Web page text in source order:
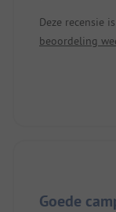
te duur,
van onder
van
Deze recensie
beoordeling
Goede